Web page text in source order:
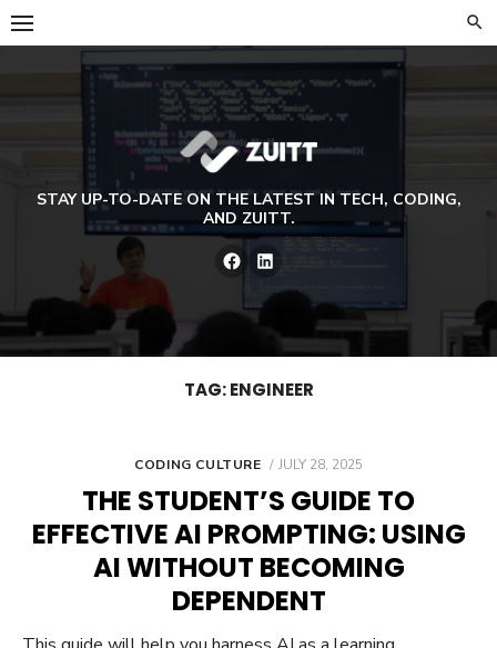
Skip
to
STAY UP-TO-DATE ON THE LATEST IN TECH, CODING,
AND ZUITT.
Facebook
TAG:ENGINEER
CODING CULTURE
POSTED
JULY 28, 2025
THE STUDENT’S GUIDE TO
EFFECTIVE AI PROMPTING: USING
AI WITHOUT BECOMING
DEPENDENT